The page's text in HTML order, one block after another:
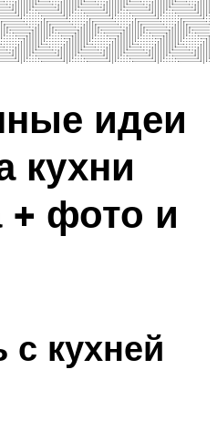
идеи
кухни
+ фото и
с кухней